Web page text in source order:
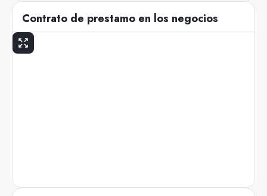
Contrato de prestamo en los negocios